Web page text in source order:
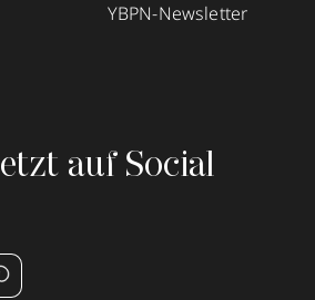
YBPN-Newsletter
auf Social